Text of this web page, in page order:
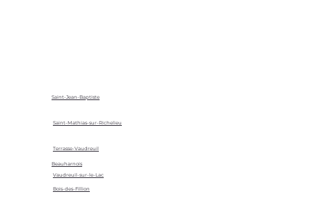
Saint-Jean-Baptiste
Saint-Mathias-sur-Richelieu
Terrasse-Vaudreuil
Vaudreuil-sur-le-Lac
Beauharnois
Bois-des-Fillion